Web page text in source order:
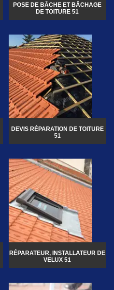
POSE DE BÂCHE ET BÂCHAGE
DE TOITURE 51
DEVIS RÉPARATION DE TOITURE
51
RÉPARATEUR, INSTALLATEUR DE
VELUX 51